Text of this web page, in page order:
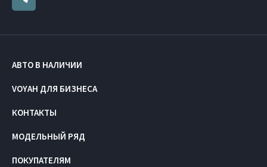
АВТО В НАЛИЧИИ
VOYAH ДЛЯ БИЗНЕСА
КОНТАКТЫ
МОДЕЛЬНЫЙ РЯД
ПОКУПАТЕЛЯМ